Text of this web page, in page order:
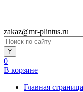
zakaz@mr-plintus.ru
0
В корзине
Главная страница